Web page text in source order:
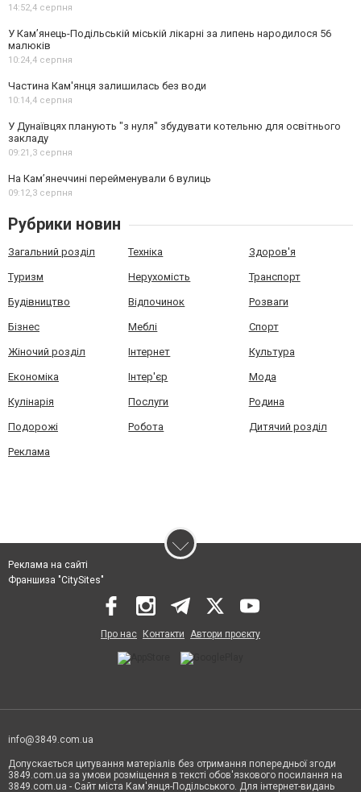
14:52,4 серпня
У Кам’янець-Подільській міській лікарні за липень народилося 56
малюків
10:24,4 серпня
Частина Кам'янця залишилась без води
10:14,4 серпня
У Дунаївцях планують "з нуля" збудувати котельню для освітнього
закладу
09:21,3 серпня
На Камʼянеччині перейменували 6 вулиць
09:12,3 серпня
Рубрики новин
Загальний розділ Техніка Здоров'я
Туризм Нерухомість Транспорт
Будівництво Відпочинок Розваги
Бізнес Меблі Спорт
Жіночий розділ Інтернет Культура
Економіка Інтер'єр Мода
Кулінарія Послуги Родина
Подорожі Робота Дитячий розділ
Реклама
Реклама на сайті
Франшиза "CitySites"
Про нас Контакти Автори проєкту
info@3849.com.ua
Допускається цитування матеріалів без отримання попередньої згоди
3849.com.ua за умови розміщення в тексті обов'язкового посилання на
3849.com.ua - Сайт міста Кам'янця-Подільського. Для інтернет-видань